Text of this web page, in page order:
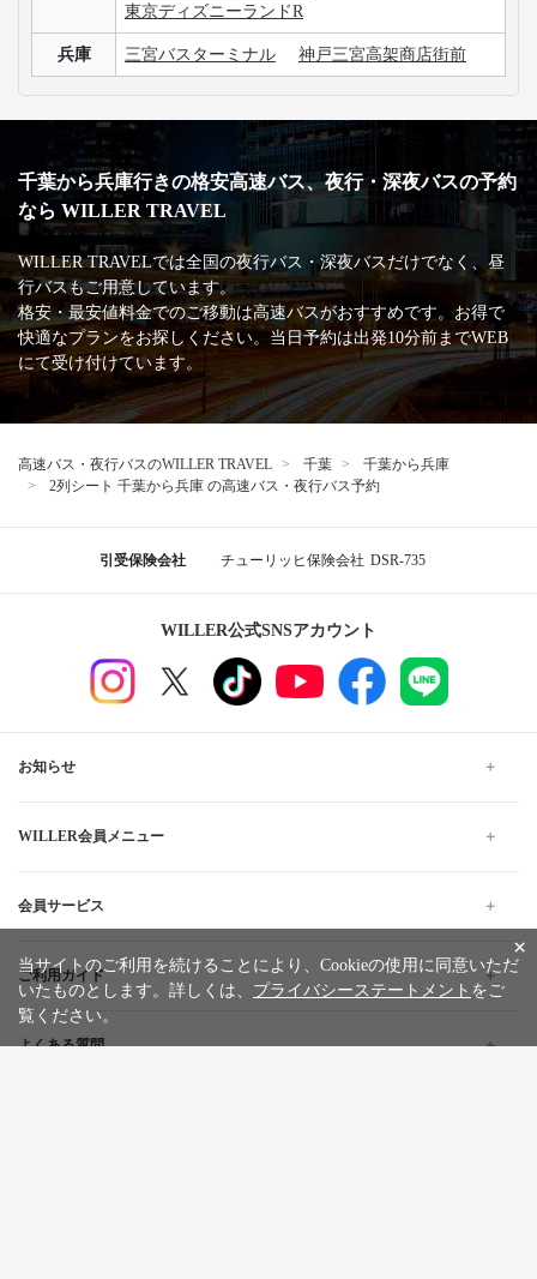
東京ディズニーランドR
兵庫 三宮バスターミナル 神戸三宮高架商店街前
千葉から兵庫行きの格安高速バス、夜行・深夜バスの予約
なら WILLER TRAVEL
WILLER TRAVELでは全国の夜行バス・深夜バスだけでなく、昼
行バスもご用意しています。
格安・最安値料金でのご移動は高速バスがおすすめです。お得で
快適なプランをお探しください。当日予約は出発10分前までWEB
にて受け付けています。
高速バス・夜行バスのWILLER TRAVEL 千葉
千葉から兵庫
2列シート 千葉から兵庫 の高速バス・夜行バス予約
引受保険会社 チューリッヒ保険会社 DSR-735
WILLER公式SNSアカウント
お知らせ
WILLER会員メニュー
会員サービス
ご利用ガイド
よくある質問
×
当サイトのご利用を続けることにより、Cookieの使用に同意いただ
いたものとします。詳しくは、 プライバシーステートメント をご
覧ください。